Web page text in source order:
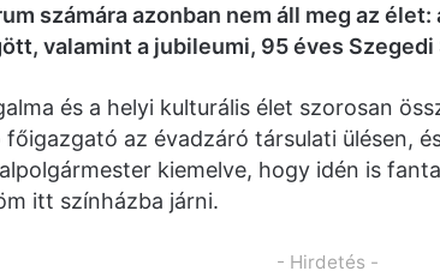
számára azonban nem áll meg az élet:
valamint a jubileumi, 95 éves
és a helyi kulturális élet szorosan
főigazgató az évadzáró társulati ülésen,
kiemelve, hogy idén is
itt színházba járni.
- Hirdetés -